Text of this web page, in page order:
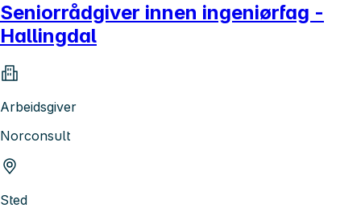
Seniorrådgiver innen ingeniørfag -
Hallingdal
Arbeidsgiver
Norconsult
Sted